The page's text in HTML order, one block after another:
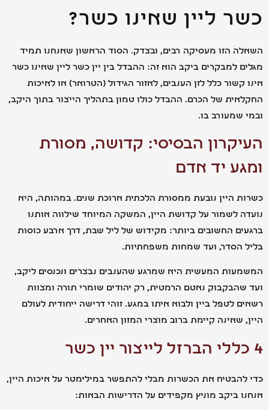
ליין שאינו כשר?
הזו מעסיקה רבים, ובצדק. הסוד הראשון שאנחנו תמיד
למבקרים ביקב הוא זה: ההבדל בין יין כשר ליין שאינו כשר
קשור כלל לזן הענבים, לאזור הגידול (הטרואר) או לאיכות
של הכרם. ההבדל כולו טמון בתהליך הייצור בתוך היקב,
שמעורב בו.
הבסיסי: קדושה, מסורת
יד אדם
היין נובעת ממסורת הלכתית ארוכת שנים. במהותה, היא
לשמור על קדושת היין, המשקה המיוחד שילווה אותנו
החשובים ביותר: מקידוש של ליל שבת, דרך ארבע כוסות
הסדר, ועד שמחות משפחתיות.
המעשית היא שמרגע שהענבים נבצרים ונכנסים ליקב,
נאטם הרמטית, רק יהודים שומרי תורה ומצוות
לטפל ביין ולבוא איתו במגע. זוהי דרישה ייחודית לעולם
שאינה קיימת ברוב מוצרי המזון האחרים.
את הכשרות מבלי להתפשר במילימטר על איכות היין,
ביקב מוניץ מקפידים על הדרישות הבאות: